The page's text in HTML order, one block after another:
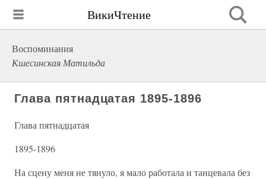
ВикиЧтение
Воспоминания
Кшесинская Матильда
Глава пятнадцатая 1895-1896
Глава пятнадцатая
1895-1896
На сцену меня не тянуло, я мало работала и танцевала без